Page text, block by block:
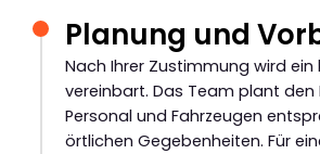
Planung und
Nach Ihrer Zustimmung wird ein
vereinbart. Das Team plant den
Personal und Fahrzeugen
örtlichen Gegebenheiten. Für